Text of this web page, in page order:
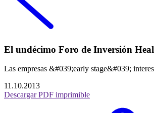
El undécimo Foro de Inversión
Las empresas &#039;early stage&#039;
11.10.2013
Descargar PDF imprimible